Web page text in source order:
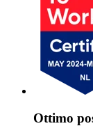
Ottimo